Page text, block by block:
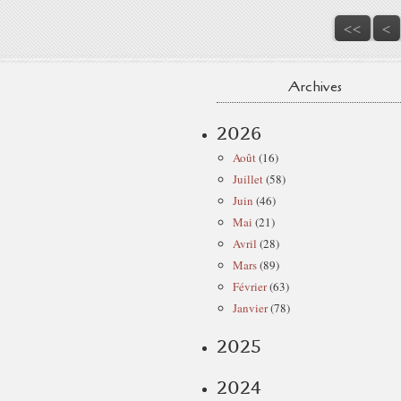
<< <
Archives
2026
Août(16)
Juillet(58)
Juin (46)
Mai (21)
Avril (28)
Mars(89)
Février(63)
Janvier(78)
2025
2024